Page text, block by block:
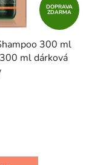
DOPRAVA
ZDARMA
300 ml
ml dárková